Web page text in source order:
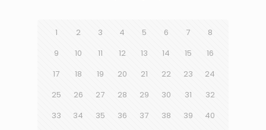
1 2 3 4 5 6 7
8
9
10 11 12 13 14 15
16
17
18 19 20 21 22 23
24
25
26 27 28 29 30 31
32
33
34 35 36 37 38 39
40